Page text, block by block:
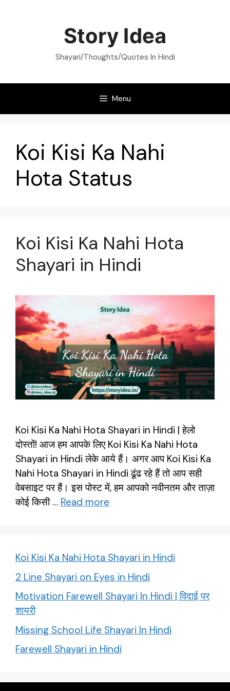
Story Idea
Shayari/Thoughts/Quotes In Hindi
Menu
Koi Kisi Ka Nahi
Hota Status
Koi Kisi Ka Nahi Hota
Shayari in Hindi
Koi Kisi Ka Nahi Hota Shayari in Hindi | हेलो
दोस्तों! आज हम आपके लिए Koi Kisi Ka Nahi Hota
Shayari in Hindi लेके आये हैं। अगर आप Koi Kisi Ka
Nahi Hota Shayari in Hindi ढूंढ रहे हैं तो आप सही
वेबसाइट पर हैं। इस पोस्ट में, हम आपको नवीनतम और ताज़ा
कोई किसी … Read more
Koi Kisi Ka Nahi Hota Shayari in Hindi
2 Line Shayari on Eyes in Hindi
Motivation Farewell Shayari In Hindi | विदाई पर
शायरी
Missing School Life Shayari In Hindi
Farewell Shayari in Hindi